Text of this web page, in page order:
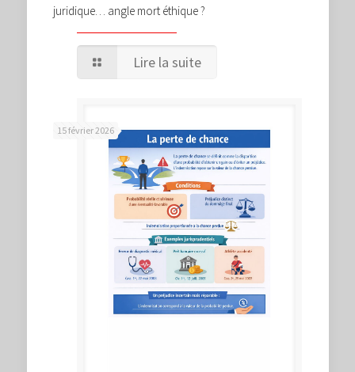
juridique… angle mort éthique ?
Lire la suite
15 février 2026